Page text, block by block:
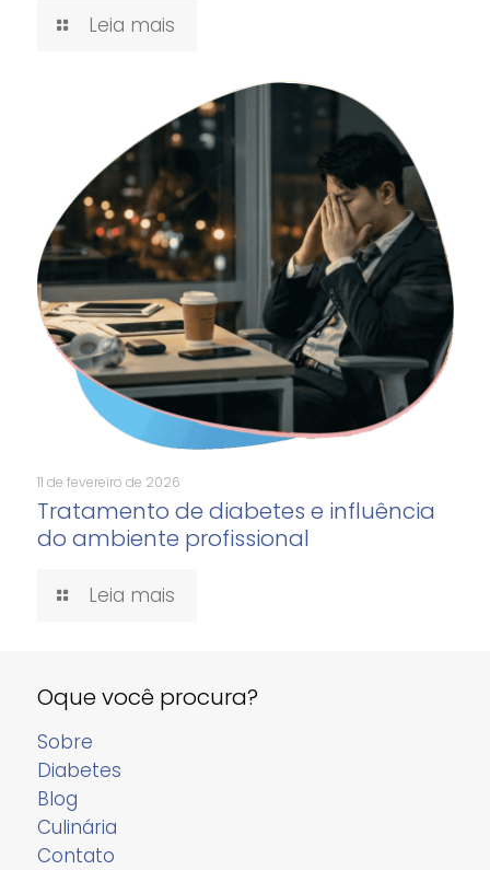
Leia mais
11 de fevereiro de 2026
Tratamento de diabetes e influência
do ambiente profissional
Leia mais
Oque você procura?
Sobre
Diabetes
Blog
Culinária
Contato